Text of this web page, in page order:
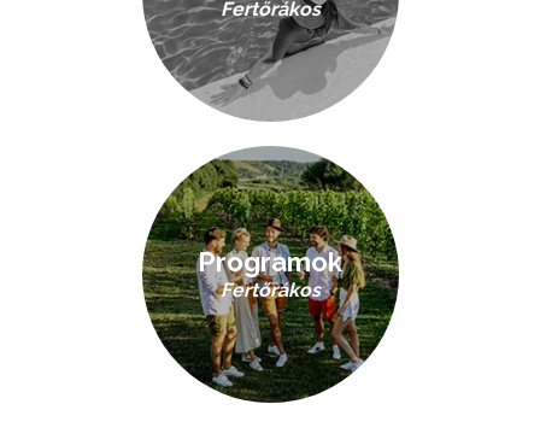
Fertőrákos
Programok
Fertőrákos